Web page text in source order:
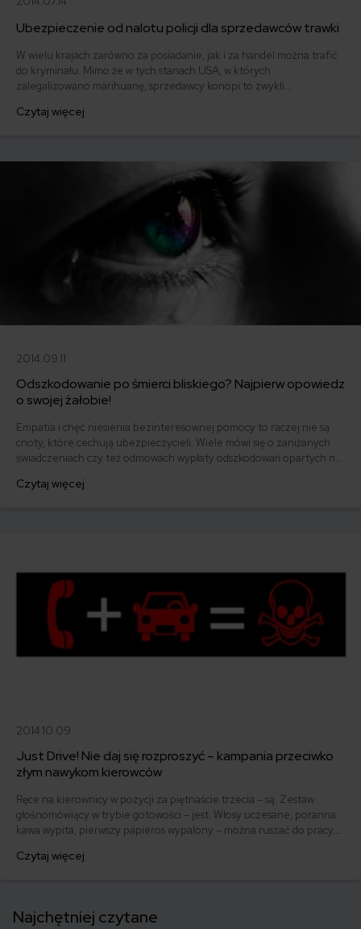
Ubezpieczenie od nalotu policji dla sprzedawców trawki
W wielu krajach zarówno za posiadanie, jak i za handel można trafić
do kryminału. Mimo że w tych stanach USA, w których
zalegalizowano marihuanę, sprzedawcy konopi to zwykli
też nie mają łatwo.
Czytaj więcej
2014.09.11
Odszkodowanie po śmierci bliskiego? Najpierw opowiedz
o swojej żałobie!
Empatia i chęć niesienia bezinteresownej pomocy to raczej nie są
cnoty, które cechują ubezpieczycieli. Wiele mówi się o zaniżanych
świadczeniach czy też odmowach wypłaty odszkodowań opartych na
ubezpieczeniowych w Polsce potraktowała matkę pogrążoną w
Czytaj więcej
2014.10.09
Just Drive! Nie daj się rozproszyć – kampania przeciwko
złym nawykom kierowców
Ręce na kierownicy w pozycji za piętnaście trzecia – są. Zestaw
głośnomówiący w trybie gotowości – jest. Włosy uczesane, poranna
kawa wypita, pierwszy papieros wypalony – można ruszać do pracy.
Czytaj więcej
Najchętniej czytane